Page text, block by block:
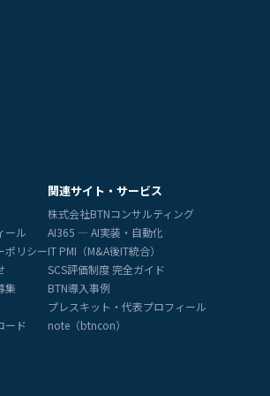
ール
ポリシー
集
ード
関連サイト・サービス
株式会社BTNコンサルティング
AI365 — AI実装・自動化
IT PMI（M&A後IT統合）
SCS評価制度 完全ガイド
BTN導入事例
プレスキット・代表プロフィール
note（btncon）